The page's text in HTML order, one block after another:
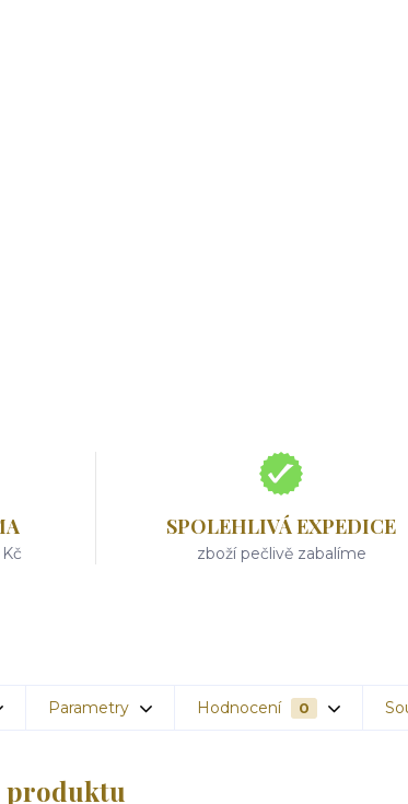
SPOLEHLIVÁ EXPEDICE
zboží pečlivě zabalíme
Parametry Hodnocení 0
produktu